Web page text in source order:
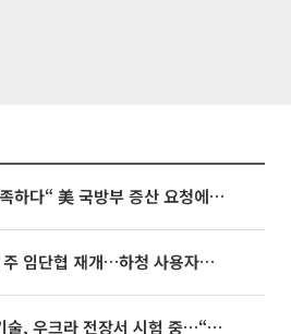
[특징주] “탄약 부족하다“ 美 국방부 증산 요청에⋯국내 방산주 급등세
현대차·기아, 이번 주 임단협 재개…하청 사용자성 재심도 ‘변수’
라 전장서 시험 중…“스타트업 여러 곳 참여”